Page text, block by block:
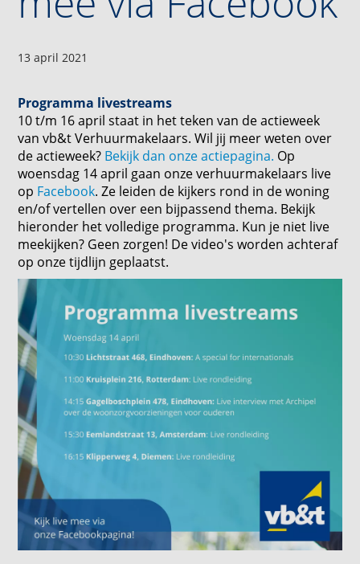
13 april 2021
Programma livestreams
10 t/m 16 april staat in het teken van de actieweek
van vb&t Verhuurmakelaars. Wil jij meer weten over
de actieweek? Bekijk dan onze actiepagina. Op
woensdag 14 april gaan onze verhuurmakelaars live
op Facebook. Ze leiden de kijkers rond in de woning
en/of vertellen over een bijpassend thema. Bekijk
hieronder het volledige programma. Kun je niet live
meekijken? Geen zorgen! De video's worden achteraf
op onze tijdlijn geplaatst.